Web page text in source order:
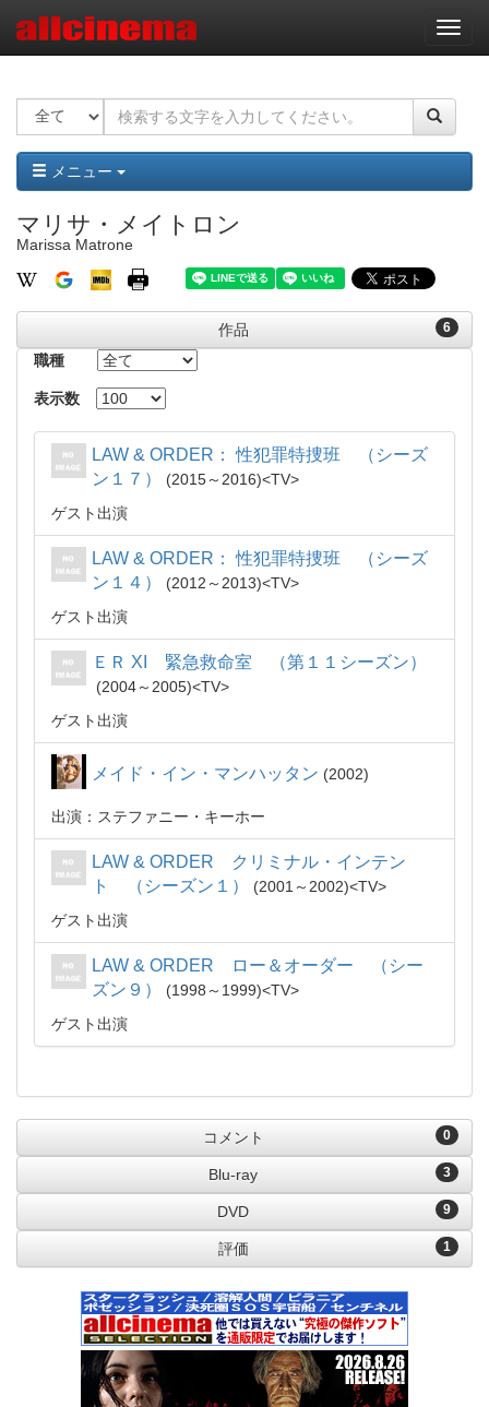
ナ
ビ
ー
ョ
ン
メニュー
マリサ・メイトロン
Marissa Matrone
6
作品
職種
表示数
LAW & ORDER： 性犯罪特捜班 （シーズ
ン１７）
2015～2016
TV
ゲスト出演
LAW & ORDER： 性犯罪特捜班 （シーズ
ン１４）
2012～2013
TV
ゲスト出演
ＥＲ XI 緊急救命室 （第１１シーズン）
2004～2005
TV
ゲスト出演
メイド・イン・マンハッタン 2002
出演：ステファニー・キーホー
LAW & ORDER クリミナル・インテン
ト （シーズン１）
2001～2002
TV
ゲスト出演
LAW & ORDER ロー＆オーダー （シー
ズン９）
1998～1999
TV
ゲスト出演
0
コメント
3
Blu-ray
9
DVD
1
評価